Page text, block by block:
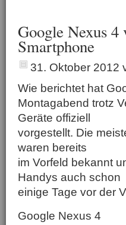
Google Nexus
Smartphone
31. Oktober 2012
Wie berichtet hat
Montagabend trotz
Geräte offiziell
vorgestellt. Die
waren bereits
im Vorfeld bekannt
Handys auch schon
einige Tage vor der
Google Nexus 4